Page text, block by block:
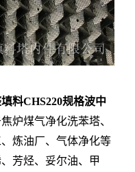
料CHS220规格波中
炉煤气净化洗苯塔、
炼油厂、气体净化等
芳烃、妥尔油、甲